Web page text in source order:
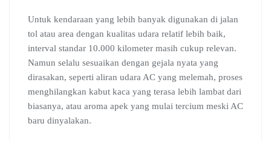
Untuk kendaraan yang lebih banyak digunakan di jalan
tol atau area dengan kualitas udara relatif lebih baik,
interval standar 10.000 kilometer masih cukup relevan.
Namun selalu sesuaikan dengan gejala nyata yang
dirasakan, seperti aliran udara AC yang melemah, proses
menghilangkan kabut kaca yang terasa lebih lambat dari
biasanya, atau aroma apek yang mulai tercium meski AC
baru dinyalakan.